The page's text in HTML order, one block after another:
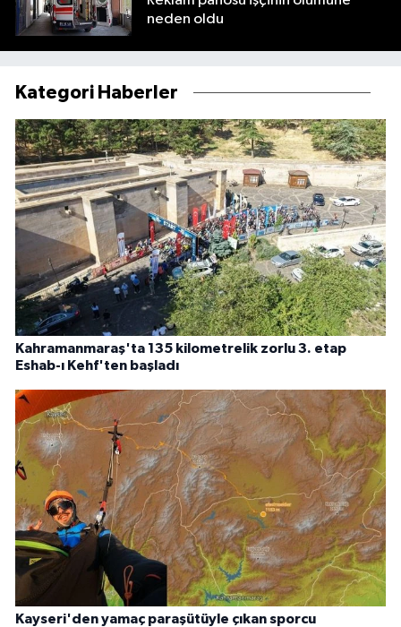
neden oldu
Kategori Haberler
Kahramanmaraş'ta 135 kilometrelik zorlu 3. etap
Eshab-ı Kehf'ten başladı
Kayseri'den yamaç paraşütüyle çıkan sporcu